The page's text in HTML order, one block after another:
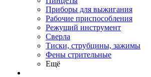
Приборы для выжигания
Рабочие приспособления
Режущий инструмент
Сверла
Тиски, струбцины, зажимы
Фены стрительные
Ещё